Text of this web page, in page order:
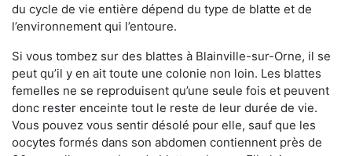
du cycle de vie entière dépend du type de blatte et de
l’environnement qui l’entoure.
Si vous tombez sur des blattes à Blainville-sur-Orne, il se
peut qu’il y en ait toute une colonie non loin. Les blattes
femelles ne se reproduisent qu’une seule fois et peuvent
donc rester enceinte tout le reste de leur durée de vie.
Vous pouvez vous sentir désolé pour elle, sauf que les
oocytes formés dans son abdomen contiennent près de